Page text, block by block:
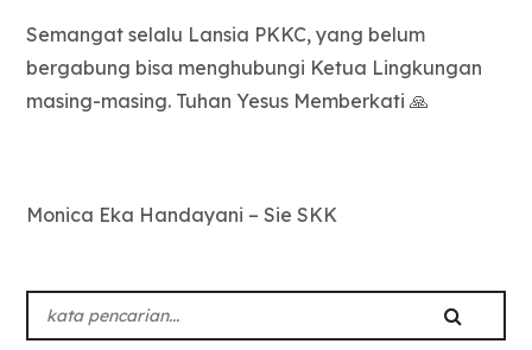
Semangat selalu Lansia PKKC, yang belum
bergabung bisa menghubungi Ketua Lingkungan
masing-masing. Tuhan Yesus Memberkati 🙏
Monica Eka Handayani – Sie SKK